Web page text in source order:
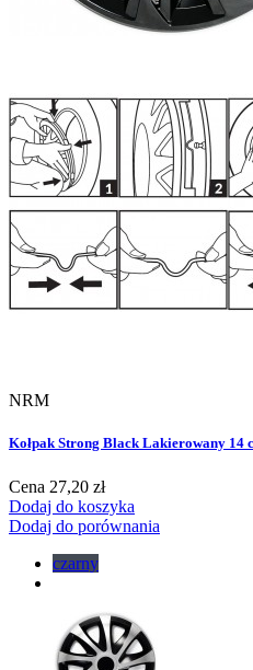
NRM
Kołpak Strong Black Lakierowany 14
Cena 27,20 zł
Dodaj do koszyka
Dodaj do porównania
czarny